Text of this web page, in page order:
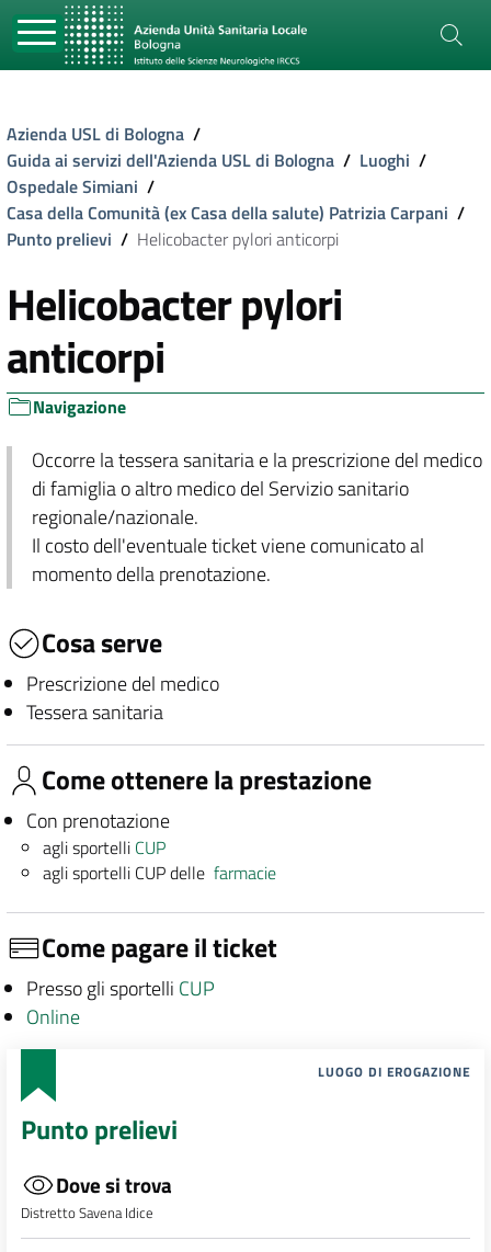
Azienda USL di Bologna /
Guida ai servizi dell'Azienda USL di Bologna / Luoghi /
Ospedale Simiani /
Casa della Comunità (ex Casa della salute) Patrizia Carpani /
Punto prelievi / Helicobacter pylori anticorpi
Helicobacter pylori
anticorpi
Navigazione
Occorre la tessera sanitaria e la prescrizione del medico
di famiglia o altro medico del Servizio sanitario
regionale/nazionale.
Il costo dell'eventuale ticket viene comunicato al
momento della prenotazione.
Cosa serve
Prescrizione del medico
Tessera sanitaria
Come ottenere la prestazione
Con prenotazione
agli sportelli CUP
agli sportelli CUP dellefarmacie
Come pagare il ticket
Presso gli sportelli CUP
Online
LUOGO DI EROGAZIONE
Punto prelievi
Dove si trova
Distretto Savena Idice